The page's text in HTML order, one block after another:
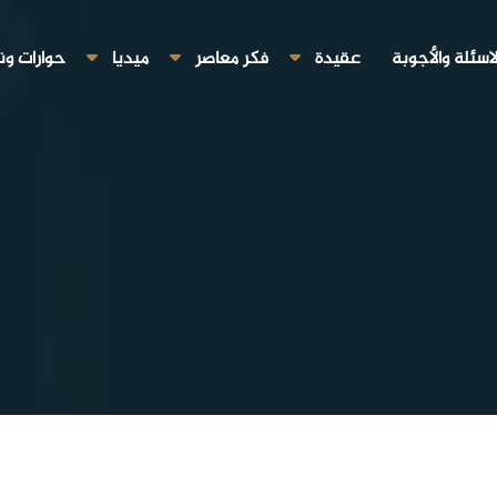
والأجوبة عقيدة فكر معاصر ميديا حوارات